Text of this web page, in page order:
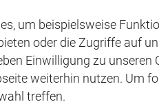
um beispielsweise
oder die Zugriffe auf
Einwilligung zu unseren
weiterhin nutzen. Um
treffen.